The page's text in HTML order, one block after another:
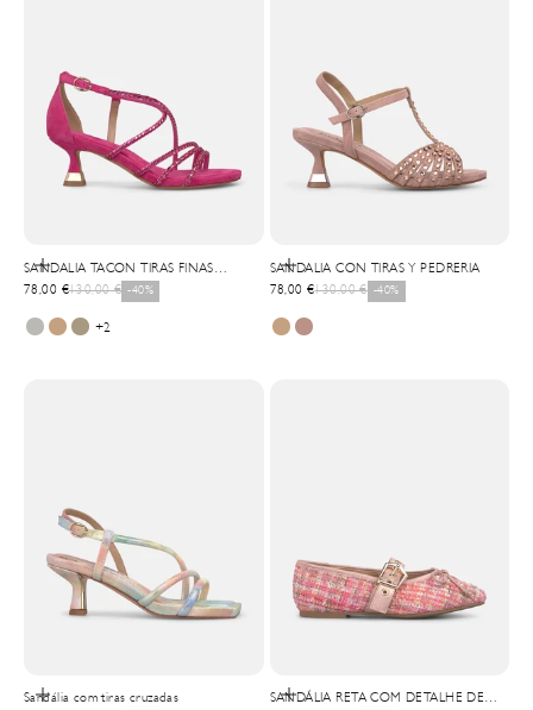
Selecionar opções
SANDALIA TACON TIRAS FINAS
TRANSFER
Precio de oferta
78,00 €Precio normal
130,00 € -40%
+2
Selecionar opções
SANDALIA CON TIRAS Y PEDRERIA
Precio de oferta
78,00 €Precio normal
130,00 € -40%
Selecionar opções
Sandália com tiras cruzadas
Selecionar opções
SANDÁLIA RETA COM DETALHE DE